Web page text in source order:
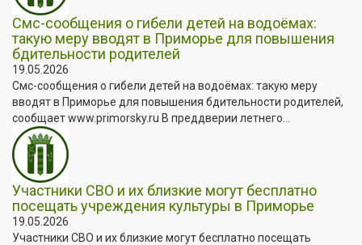
Смс-сообщения о гибели детей на водоёмах:
такую меру вводят в Приморье для повышения
бдительности родителей
19.05.2026
Смс-сообщения о гибели детей на водоёмах: такую меру
вводят в Приморье для повышения бдительности родителей,
сообщает www.primorsky.ru В преддверии летнего...
Участники СВО и их близкие могут бесплатно
посещать учреждения культуры в Приморье
19.05.2026
Участники СВО и их близкие могут бесплатно посещать